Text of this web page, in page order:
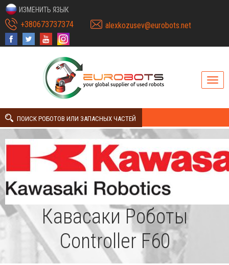
ИЗМЕНИТЬ ЯЗЫК
+380673737374 alexkozusev@eurobots.net
ПОИСК РОБОТОВ ИЛИ ЗАПАСНЫХ ЧАСТЕЙ
Кавасаки Роботы
Controller F60